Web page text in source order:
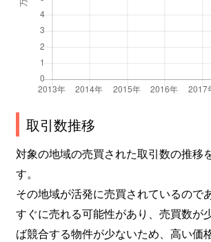
取引数推移
対象の地域の売買された取引数の推移
す。
その地域が活発に売買されているので
すぐに売れる可能性があり、売買数が
ば競合する物件が少ないため、高い価